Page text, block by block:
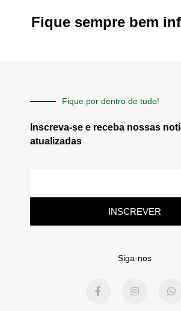
Fique sempre bem
Fique por dentro de tudo!
Inscreva-se e receba nossas
atualizadas
INSCREVER
Siga-nos
a
n
h